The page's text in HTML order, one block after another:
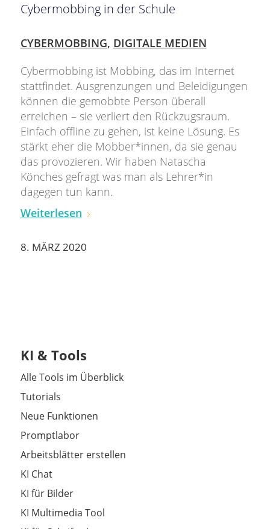
Cybermobbing in der Schule
CYBERMOBBING, DIGITALE MEDIEN
Cybermobbing ist Mobbing, das im Internet
stattfindet. Ausgrenzungen und Beleidigungen
können die gemobbte Person überall
erreichen – sie verliert den Rückzugsraum.
Einfach offline zu gehen, ist keine Lösung. Es
stärkt eher die Mobber*innen, da sie genau
das provozieren. Wir haben Natascha
Könches gefragt was man als Lehrer*in
dagegen tun kann.
Weiterlesen
8. MÄRZ 2020
KI & Tools
Alle Tools im Überblick
Tutorials
Neue Funktionen
Promptlabor
Arbeitsblätter erstellen
KI Chat
KI für Bilder
KI Multimedia Tool